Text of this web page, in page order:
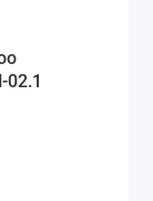
02.1